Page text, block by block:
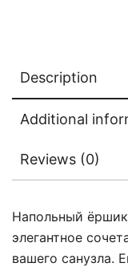
Description
Additional
Reviews (0)
Напольный
элегантное
вашего санузла.